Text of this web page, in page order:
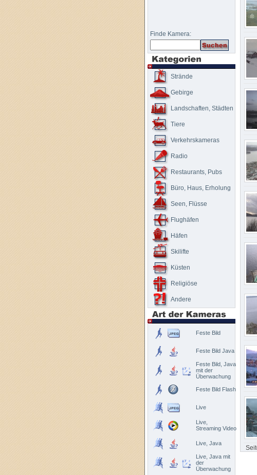
Finde Kamera:
Strände
Gebirge
Landschaften, Städten
Tiere
Verkehrskameras
Radio
Restaurants, Pubs
Büro, Haus, Erholung
Seen, Flüsse
Flughäfen
Häfen
Skilifte
Küsten
Religiöse
Andere
Feste Bild
Feste Bild Java
Feste Bild, Java
mit der
Überwachung
Feste Bild Flash
Live
Live,
Streaming Video
Live, Java
Live, Java mit
der
Überwachung